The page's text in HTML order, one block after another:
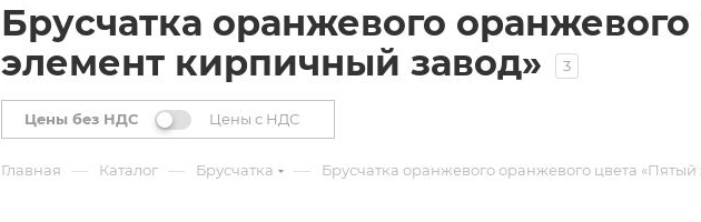
Брусчатка оранжевого
элемент кирпичный завод»
3
Цены без НДС Цены с НДС
Главная — Каталог — Брусчатка — Брусчатка оранжевого оранжевого цвета